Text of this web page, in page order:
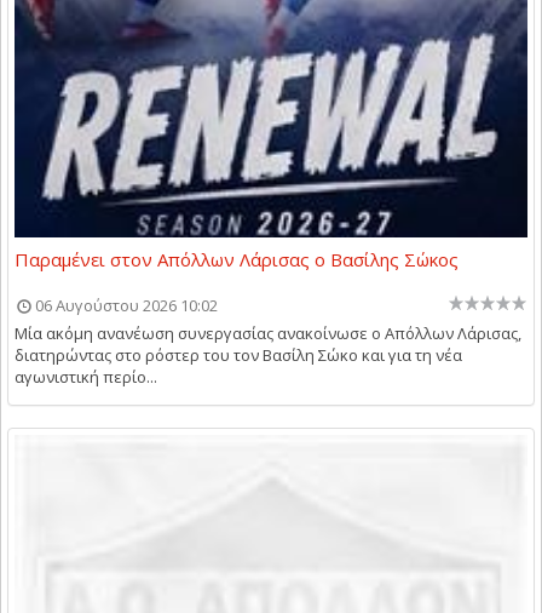
Παραμένει στον Απόλλων Λάρισας ο Βασίλης Σώκος
06 Αυγούστου 2026 10:02
Μία ακόμη ανανέωση συνεργασίας ανακοίνωσε ο Απόλλων Λάρισας,
διατηρώντας στο ρόστερ του τον Βασίλη Σώκο και για τη νέα
αγωνιστική περίο...